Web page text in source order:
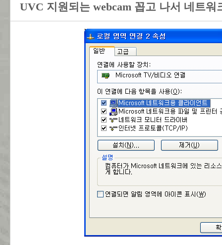
UVC 지원되는 webcam 꼽고 나서 네트워